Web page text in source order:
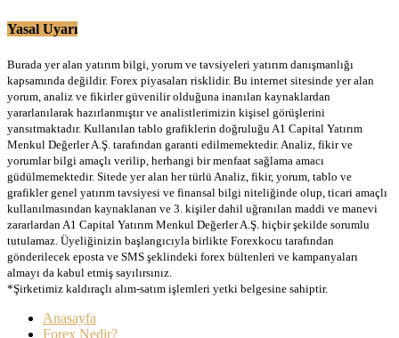
Yasal Uyarı
Burada yer alan yatırım bilgi, yorum ve tavsiyeleri yatırım danışmanlığı
kapsamında değildir. Forex piyasaları risklidir. Bu internet sitesinde yer alan
yorum, analiz ve fikirler güvenilir olduğuna inanılan kaynaklardan
yararlanılarak hazırlanmıştır ve analistlerimizin kişisel görüşlerini
yansıtmaktadır. Kullanılan tablo grafiklerin doğruluğu A1 Capital Yatırım
Menkul Değerler A.Ş. tarafından garanti edilmemektedir. Analiz, fikir ve
yorumlar bilgi amaçlı verilip, herhangi bir menfaat sağlama amacı
güdülmemektedir. Sitede yer alan her türlü Analiz, fikir, yorum, tablo ve
grafikler genel yatırım tavsiyesi ve finansal bilgi niteliğinde olup, ticari amaçlı
kullanılmasından kaynaklanan ve 3. kişiler dahil uğranılan maddi ve manevi
zararlardan A1 Capital Yatırım Menkul Değerler A.Ş. hiçbir şekilde sorumlu
tutulamaz. Üyeliğinizin başlangıcıyla birlikte Forexkocu tarafından
gönderilecek eposta ve SMS şeklindeki forex bültenleri ve kampanyaları
almayı da kabul etmiş sayılırsınız.
*Şirketimiz kaldıraçlı alım-satım işlemleri yetki belgesine sahiptir.
Anasayfa
Forex Nedir?